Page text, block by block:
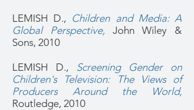
LEMISH D., Children and Media: A
Global Perspective,
John Wiley &
Sons, 2010
LEMISH D., Screening Gender on
Children's Television: The Views of
Producers Around the World,
Routledge, 2010